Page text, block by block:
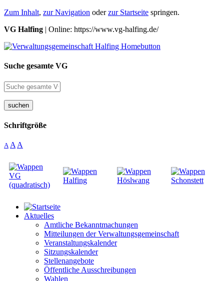
Zum Inhalt, zur Navigation oderzur Startseite springen.
VG Halfing | Online: https://www.vg-halfing.de/
Suche gesamte VG
suchen
Schriftgröße
A A A
Aktuelles
Amtliche Bekanntmachungen
Mitteilungen der Verwaltungsgemeinschaft
Veranstaltungskalender
Sitzungskalender
Stellenangebote
Öffentliche Ausschreibungen
Wahlen